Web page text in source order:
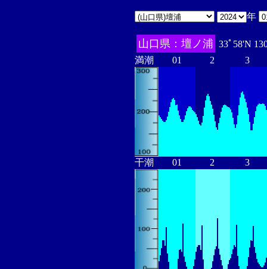
年
山口県：壇ノ浦 33ﾟ58'N
満潮
01 2 3
干潮 01 2 3